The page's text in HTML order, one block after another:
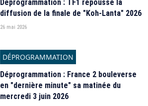
Déprogrammation : TF1 repousse la
diffusion de la finale de "Koh-Lanta" 2026
26 mai 2026
DÉPROGRAMMATION
Déprogrammation : France 2 bouleverse
en "dernière minute" sa matinée du
mercredi 3 juin 2026